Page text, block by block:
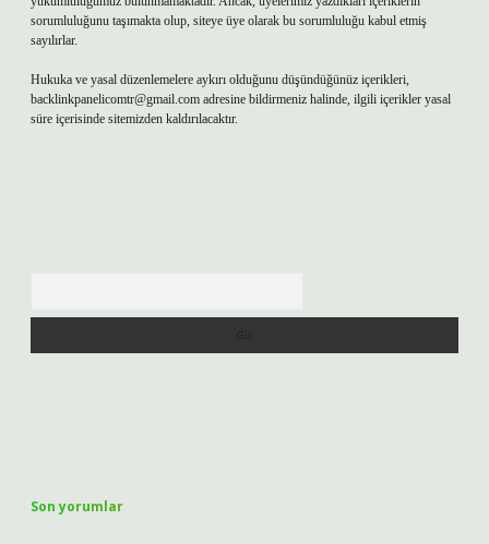
sorumluluğunu taşımakta olup, siteye üye olarak bu sorumluluğu kabul etmiş
sayılırlar.
Hukuka ve yasal düzenlemelere aykırı olduğunu düşündüğünüz içerikleri,
backlinkpanelicomtr@gmail.com adresine bildirmeniz halinde, ilgili içerikler yasal
süre içerisinde sitemizden kaldırılacaktır.
Son yorumlar